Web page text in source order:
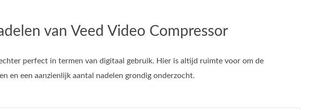
van Veed Video Compressor
perfect in termen van digitaal gebruik. Hier is altijd ruimte voor om de
en een aanzienlijk aantal nadelen grondig onderzocht.